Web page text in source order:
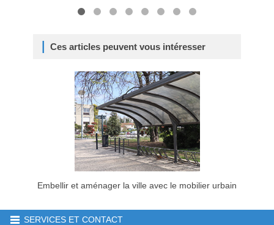
Ces articles peuvent vous intéresser
Embellir et aménager la ville avec le mobilier urbain
SERVICES ET CONTACT